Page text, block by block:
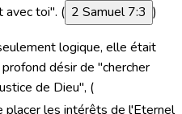
avec toi". ( 2 Samuel 7:3 )
logique, elle était
désir de "chercher
de Dieu", (
placer les intérêts de l'Eternel